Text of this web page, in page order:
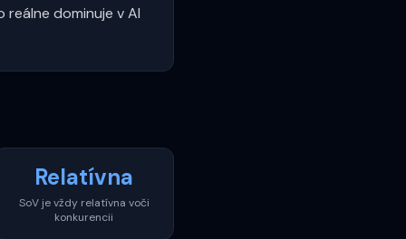
dominuje v AI
Relatívna
SoV je vždy relatívna voči
konkurencii